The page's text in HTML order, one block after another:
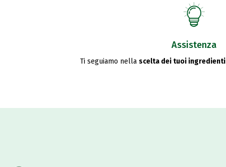
Assistenza
Ti seguiamo nella scelta dei tuoi ingredienti